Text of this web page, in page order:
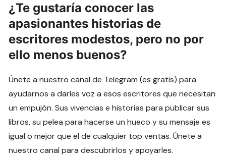
¿Te gustaría conocer las
apasionantes historias de
escritores modestos, pero no por
ello menos buenos?
Únete a nuestro canal de Telegram (es gratis) para
ayudarnos a darles voz a esos escritores que necesitan
un empujón. Sus vivencias e historias para publicar sus
libros, su pelea para hacerse un hueco y su mensaje es
igual o mejor que el de cualquier top ventas. Únete a
nuestro canal para descubrirlos y apoyarles.